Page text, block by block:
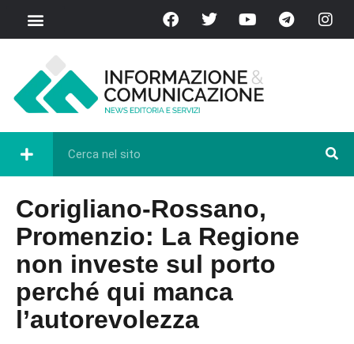
Corigliano-Rossano,
Promenzio: La Regione
non investe sul porto
perché qui manca
l’autorevolezza